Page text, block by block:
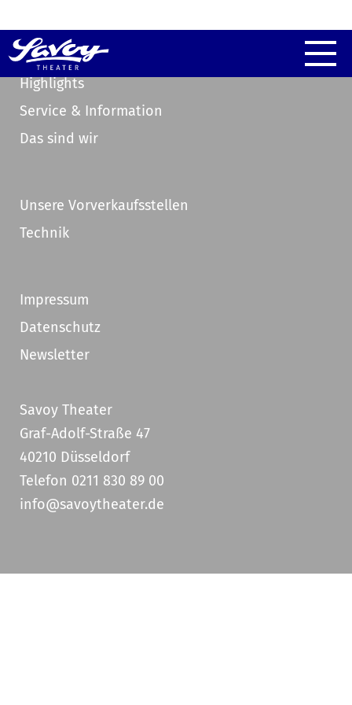
Highlights
Service & Information
Das sind wir
Unsere Vorverkaufsstellen
Technik
Impressum
Datenschutz
Newsletter
Savoy Theater
Graf-Adolf-Straße 47
40210 Düsseldorf
Telefon 0211 830 89 00
info@savoytheater.de